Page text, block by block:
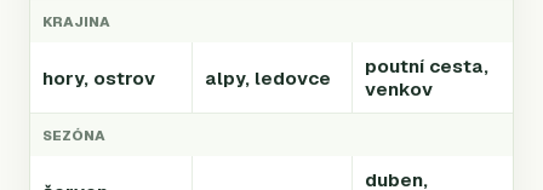
KRAJINA
hory, ostrov alpy, ledovce
poutní cesta,
venkov
SEZÓNA
duben,